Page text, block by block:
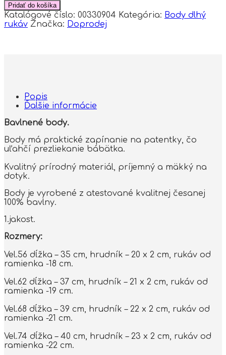
Pridať do košíka
Katalógové číslo: 00330904 Kategória: Body dlhý
rukáv Značka: Doprodej
Popis
Ďalšie informácie
Bavlnené body.
Body má praktické zapínanie na patentky, čo
uľahčí prezliekanie bábätka.
Kvalitný prírodný materiál, príjemný a mäkký na
dotyk.
Body je vyrobené z atestované kvalitnej česanej
100% bavlny.
1.jakost.
Rozmery:
Vel.56 dĺžka – 35 cm, hrudník – 20 x 2 cm, rukáv od
ramienka -18 cm.
Vel.62 dĺžka – 37 cm, hrudník – 21 x 2 cm, rukáv od
ramienka -19 cm.
Vel.68 dĺžka – 39 cm, hrudník – 22 x 2 cm, rukáv od
ramienka -21 cm.
Vel.74 dĺžka – 40 cm, hrudník – 23 x 2 cm, rukáv od
ramienka -22 cm.